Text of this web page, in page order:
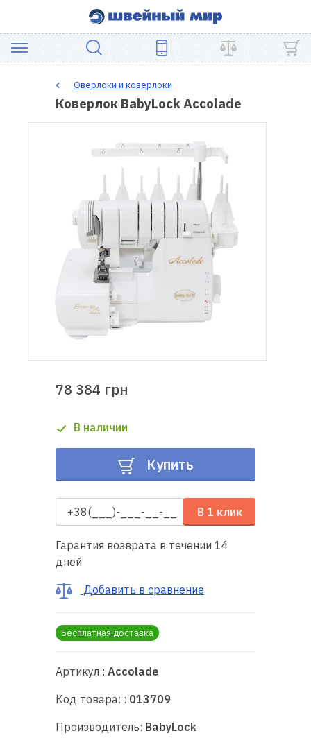
ШВЕЙНОЕ
АКСЕССУАРЫ
Ремонт
швейной
Полезные
советы
Контакты
Оверлоки и коверлоки
Коверлок BabyLock Accolade
78 384 грн
В наличии
Купить
В 1 клик
Гарантия возврата в течении 14
дней
Добавить в сравнение
Бесплатная доставка
Артикул:: Accolade
Код товара: : 013709
Производитель: BabyLock